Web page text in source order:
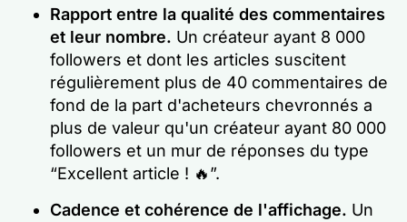
Rapport entre la qualité des commentaires
et leur nombre. Un créateur ayant 8 000
followers et dont les articles suscitent
régulièrement plus de 40 commentaires de
fond de la part d'acheteurs chevronnés a
plus de valeur qu'un créateur ayant 80 000
followers et un mur de réponses du type
“Excellent article ! 🔥”.
Cadence et cohérence de l'affichage. Un